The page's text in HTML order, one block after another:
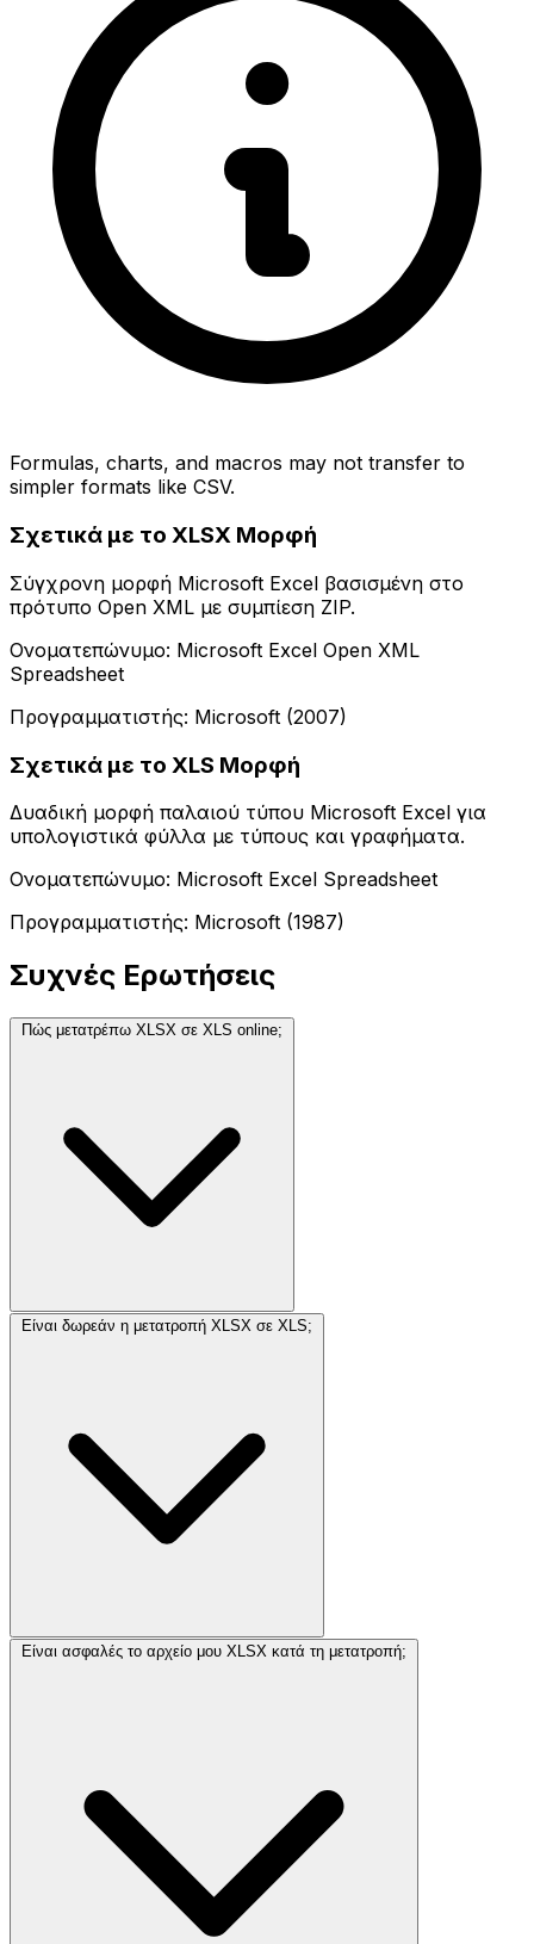
Formulas, charts, and macros may not transfer to
simpler formats like CSV.
Σχετικά με το XLSX Μορφή
Σύγχρονη μορφή Microsoft Excel βασισμένη στο
πρότυπο Open XML με συμπίεση ZIP.
Ονοματεπώνυμο: Microsoft Excel Open XML
Spreadsheet
Προγραμματιστής: Microsoft (2007)
Σχετικά με το XLS Μορφή
Δυαδική μορφή παλαιού τύπου Microsoft Excel για
υπολογιστικά φύλλα με τύπους και γραφήματα.
Ονοματεπώνυμο: Microsoft Excel Spreadsheet
Προγραμματιστής: Microsoft (1987)
Συχνές Ερωτήσεις
Πώς μετατρέπω XLSX σε XLS online;
Είναι δωρεάν η μετατροπή XLSX σε XLS;
Είναι ασφαλές το αρχείο μου XLSX κατά τη μετατροπή;